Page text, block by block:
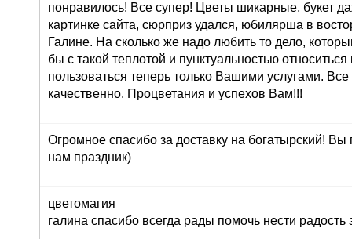
понравилось! Все супер! Цветы шикарные, букет
картинке сайта, сюрприз удался, юбилярша в
Галине. На сколько же надо любить то дело,
бы с такой теплотой и пунктуальностью
пользоваться теперь только Вашими услугами.
качественно. Процветания и успехов Вам!!!
Огромное спасибо за доставку на богатырский! Вы
нам праздник)
цветомагия
галина спасибо всегда рады помочь нести